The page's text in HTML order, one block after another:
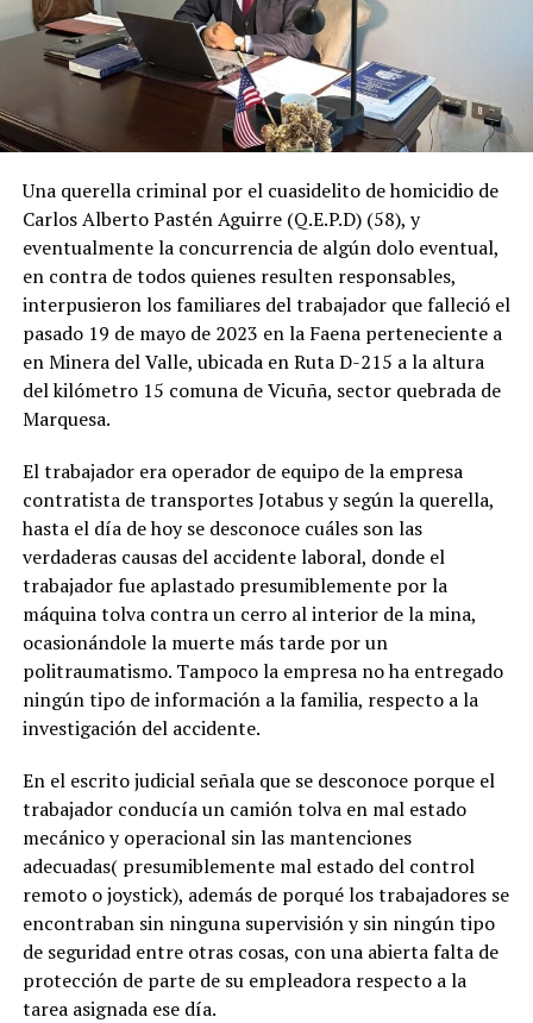
Una querella criminal por el cuasidelito de homicidio de
Carlos Alberto Pastén Aguirre (Q.E.P.D) (58), y
eventualmente la concurrencia de algún dolo eventual,
en contra de todos quienes resulten responsables,
interpusieron los familiares del trabajador que falleció el
pasado 19 de mayo de 2023 en la Faena perteneciente a
en Minera del Valle, ubicada en Ruta D-215 a la altura
del kilómetro 15 comuna de Vicuña, sector quebrada de
Marquesa.
El trabajador era operador de equipo de la empresa
contratista de transportes Jotabus y según la querella,
hasta el día de hoy se desconoce cuáles son las
verdaderas causas del accidente laboral, donde el
trabajador fue aplastado presumiblemente por la
máquina tolva contra un cerro al interior de la mina,
ocasionándole la muerte más tarde por un
politraumatismo. Tampoco la empresa no ha entregado
ningún tipo de información a la familia, respecto a la
investigación del accidente.
En el escrito judicial señala que se desconoce porque el
trabajador conducía un camión tolva en mal estado
mecánico y operacional sin las mantenciones
adecuadas( presumiblemente mal estado del control
remoto o joystick), además de porqué los trabajadores se
encontraban sin ninguna supervisión y sin ningún tipo
de seguridad entre otras cosas, con una abierta falta de
protección de parte de su empleadora respecto a la
tarea asignada ese día.